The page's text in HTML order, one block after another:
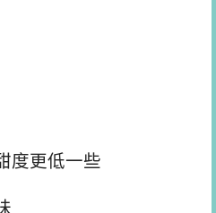
度更低一些